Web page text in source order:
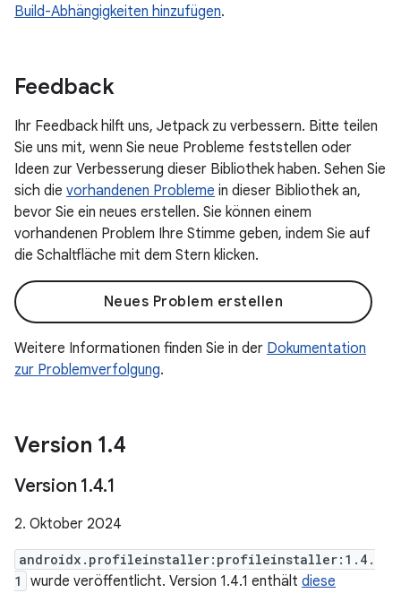
Build-Abhängigkeiten hinzufügen.
Feedback
Ihr Feedback hilft uns, Jetpack zu verbessern. Bitte teilen
Sie uns mit, wenn Sie neue Probleme feststellen oder
Ideen zur Verbesserung dieser Bibliothek haben. Sehen Sie
sich die vorhandenen Probleme in dieser Bibliothek an,
bevor Sie ein neues erstellen. Sie können einem
vorhandenen Problem Ihre Stimme geben, indem Sie auf
die Schaltfläche mit dem Stern klicken.
Neues Problem erstellen
Weitere Informationen finden Sie in der Dokumentation
zur Problemverfolgung.
Version 1.4
Version 1.4.1
2. Oktober 2024
androidx.profileinstaller:profileinstaller:1.4.
1
wurde veröffentlicht. Version 1.4.1 enthält diese